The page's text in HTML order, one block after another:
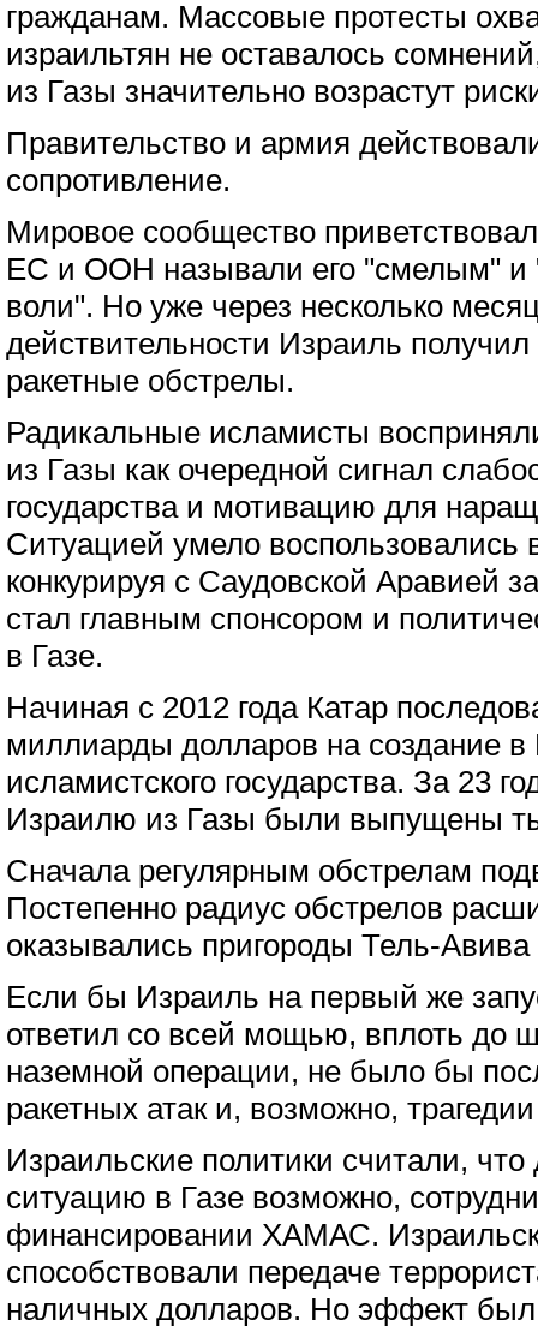
гражданам. Массовые протесты
израильтян не оставалось
из Газы значительно возрастут
Правительство и армия
сопротивление.
Мировое сообщество
ЕС и ООН называли его "смелым" и
воли". Но уже через несколько
действительности Израиль
ракетные обстрелы.
Радикальные исламисты
из Газы как очередной сигнал
государства и мотивацию для
Ситуацией умело воспользовались
конкурируя с Саудовской Аравией
стал главным спонсором и
в Газе.
Начиная с 2012 года Катар
миллиарды долларов на создание в
исламистского государства. За 23
Израилю из Газы были выпущены
Сначала регулярным обстрелам
Постепенно радиус обстрелов
оказывались пригороды Тель-Авива
Если бы Израиль на первый же
ответил со всей мощью, вплоть до
наземной операции, не было бы
ракетных атак и, возможно,
Израильские политики считали,
ситуацию в Газе возможно,
финансировании ХАМАС.
способствовали передаче
наличных долларов. Но эффект